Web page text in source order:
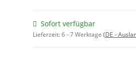
Sofort verfügbar
Lieferzeit:6 - 7 Werktage (DE -